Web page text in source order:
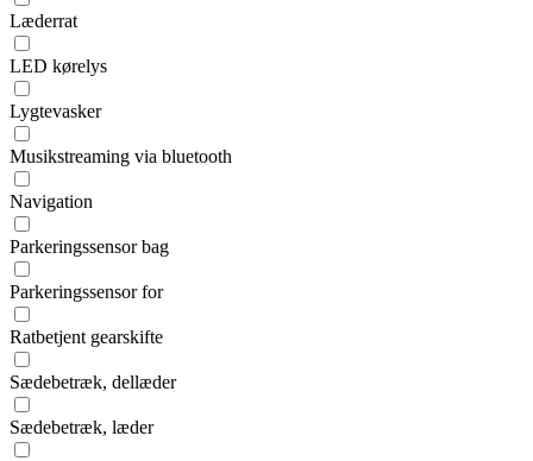
Læderrat
LED kørelys
Lygtevasker
Musikstreaming via bluetooth
Navigation
Parkeringssensor bag
Parkeringssensor for
Ratbetjent gearskifte
Sædebetræk, dellæder
Sædebetræk, læder